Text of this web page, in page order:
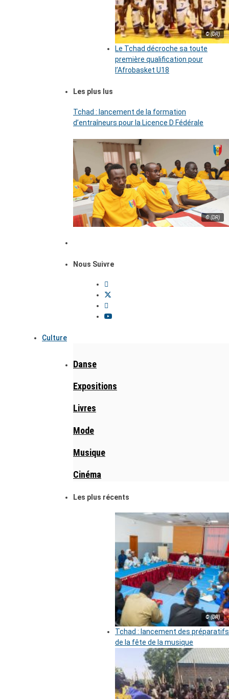
© (DR)
Le Tchad décroche sa toute
première qualification pour
l’Afrobasket U18
Les plus lus
Tchad : lancement de la formation
d’entraîneurs pour la Licence D Fédérale
© (DR)
Nous Suivre
Culture
Danse
Expositions
Livres
Mode
Musique
Cinéma
Les plus récents
© (DR)
Tchad : lancement des préparatifs
de la fête de la musique